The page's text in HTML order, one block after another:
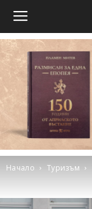
Начало Туризъм